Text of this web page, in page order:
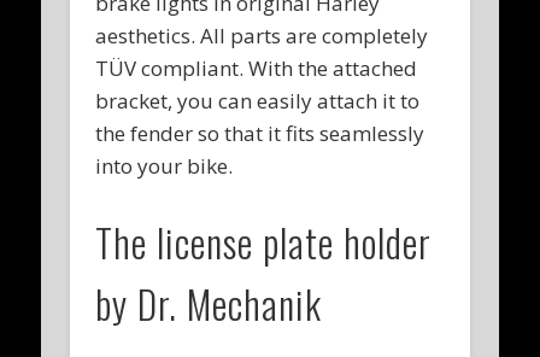
aesthetics. All parts are completely
TÜV compliant. With the attached
bracket, you can easily attach it to
the fender so that it fits seamlessly
into your bike.
The license plate holder
by Dr. Mechanik